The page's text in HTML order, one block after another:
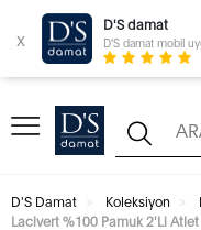
x
D'S damat
D'S damat mobil
D'S Damat Koleksiyon
Lacivert %100 Pamuk 2'Li